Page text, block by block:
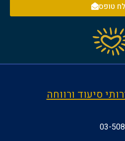
טופס
סיעוד ורווחה
03-